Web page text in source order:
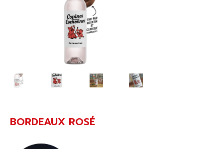
BORDEAUX ROSÉ